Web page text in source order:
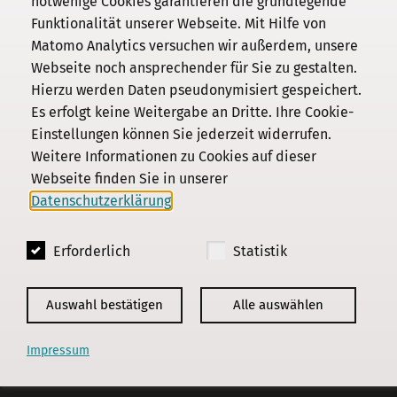
Kommission
Institut
Forschung
Publikationen
Datenschutz
Impressum
Kontakt
© 2018 - 2026KGParl
Funktionalität unserer Webseite. Mit Hilfe von
Matomo Analytics versuchen wir außerdem, unsere
Webseite noch ansprechender für Sie zu gestalten.
Hierzu werden Daten pseudonymisiert gespeichert.
Es erfolgt keine Weitergabe an Dritte. Ihre Cookie-
Einstellungen können Sie jederzeit widerrufen.
Weitere Informationen zu Cookies auf dieser
Webseite finden Sie in unserer
Datenschutzerklärung
Erforderlich Statistik
Auswahl bestätigen Alle auswählen
Impressum